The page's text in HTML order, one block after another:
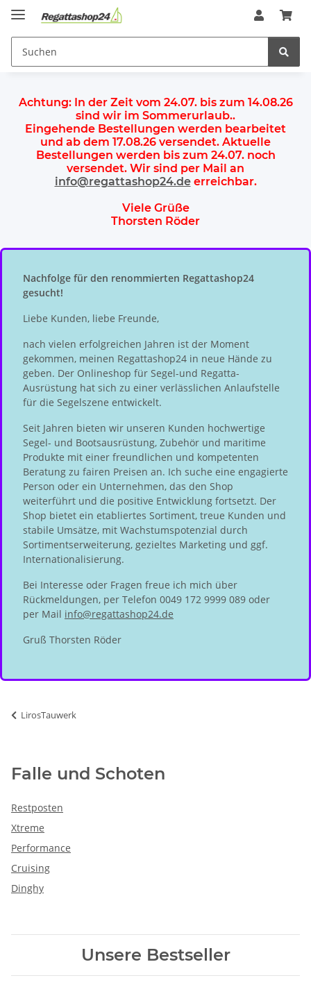
Achtung: In der Zeit vom 24.07. bis zum 14.08.26
sind wir im Sommerurlaub..
Eingehende Bestellungen werden bearbeitet
und ab dem 17.08.26 versendet. Aktuelle
Bestellungen werden bis zum 24.07.noch
versendet. Wir sind per Mail an
info@regattashop24.deerreichbar.
Viele Grüße
Thorsten Röder
Nachfolge für den renommierten Regattashop24
gesucht!
Liebe Kunden, liebe Freunde,
nach vielen erfolgreichen Jahren ist der Moment
gekommen, meinen Regattashop24 in neue Hände zu
geben. Der Onlineshop für Segel-und Regatta-
Ausrüstung hat sich zu einer verlässlichen Anlaufstelle
für die Segelszene entwickelt.
Seit Jahren bieten wir unseren Kunden hochwertige
Segel- und Bootsausrüstung, Zubehör und maritime
Produkte mit einer freundlichen und kompetenten
Beratung zu fairen Preisen an. Ich suche eine engagierte
Person oder ein Unternehmen, das den Shop
weiterführt und die positive Entwicklung fortsetzt. Der
Shop bietet ein etabliertes Sortiment, treue Kunden und
stabile Umsätze, mit Wachstumspotenzial durch
Sortimentserweiterung, gezieltes Marketing und ggf.
Internationalisierung.
Bei Interesse oder Fragen freue ich mich über
Rückmeldungen, per Telefon 0049 172 9999 089 oder
per Mail info@regattashop24.de
Gruß Thorsten Röder
LirosTauwerk
Falle und Schoten
Restposten
Xtreme
Performance
Cruising
Dinghy
Unsere Bestseller